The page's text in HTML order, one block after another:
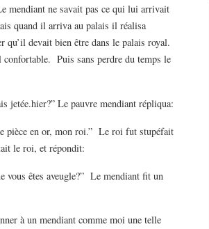
mendiant ne savait pas ce qui lui arrivait
quand il arriva au palais il réalisa
qu’il devait bien être dans le palais royal.
Puis sans perdre du temps le
Le pauvre mendiant répliqua:
en or, mon roi.” Le roi fut stupéfait
le roi, et répondit:
êtes aveugle?” Le mendiant fit un
à un mendiant comme moi une telle